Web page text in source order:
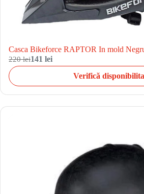
Casca Bikeforce RAPTOR In mold
220 lei141 lei
Verifică